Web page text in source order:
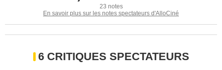
23 notes
En savoir plus sur les notes spectateurs d'AlloCiné
6 CRITIQUES SPECTATEURS